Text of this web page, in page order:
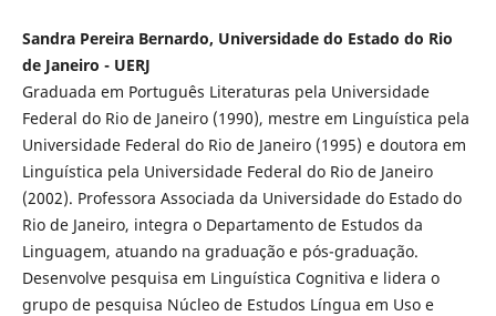
Sandra Pereira Bernardo, Universidade do Estado do Rio
de Janeiro - UERJ
Graduada em Português Literaturas pela Universidade
Federal do Rio de Janeiro (1990), mestre em Linguística pela
Universidade Federal do Rio de Janeiro (1995) e doutora em
Linguística pela Universidade Federal do Rio de Janeiro
(2002). Professora Associada da Universidade do Estado do
Rio de Janeiro, integra o Departamento de Estudos da
Linguagem, atuando na graduação e pós-graduação.
Desenvolve pesquisa em Linguística Cognitiva e lidera o
grupo de pesquisa Núcleo de Estudos Língua em Uso e